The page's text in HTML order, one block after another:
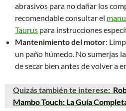
abrasivos para no dañar los
recomendable consultar el
Taurus para instrucciones
Mantenimiento del motor:
un paño húmedo. No sumerjas
de secar bien antes de volver a
Quizás también te interese:
Mambo Touch: La Guía